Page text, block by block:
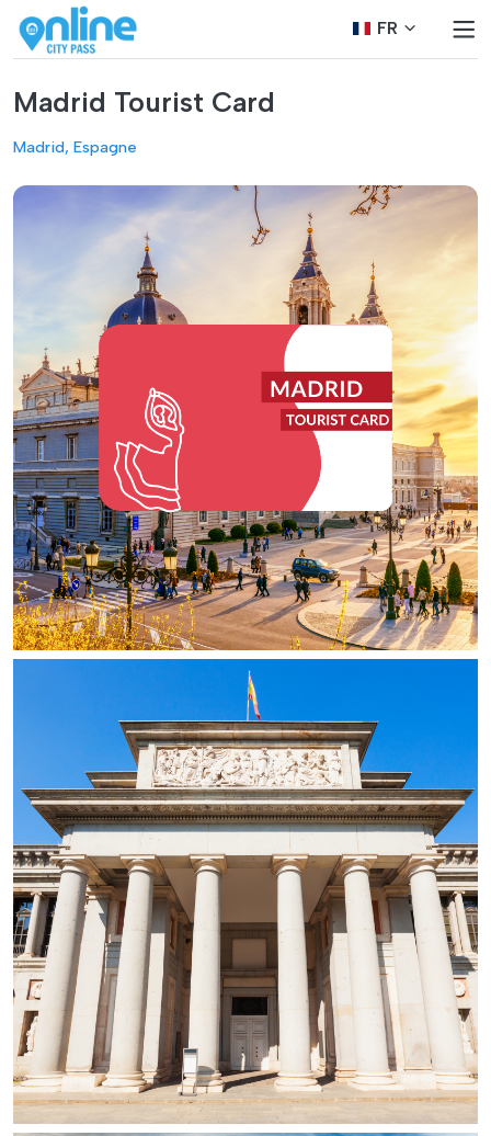
FR
Madrid Tourist Card
Madrid, Espagne